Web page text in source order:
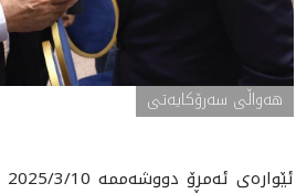
ھەواڵی سەرۆکایەتی